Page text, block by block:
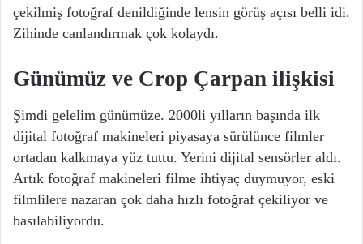
çekilmiş fotoğraf denildiğinde lensin görüş açısı belli idi.
Zihinde canlandırmak çok kolaydı.
Günümüz ve Crop Çarpan ilişkisi
Şimdi gelelim günümüze. 2000li yılların başında ilk
dijital fotoğraf makineleri piyasaya sürülünce filmler
ortadan kalkmaya yüz tuttu. Yerini dijital sensörler aldı.
Artık fotoğraf makineleri filme ihtiyaç duymuyor, eski
filmlilere nazaran çok daha hızlı fotoğraf çekiliyor ve
basılabiliyordu.